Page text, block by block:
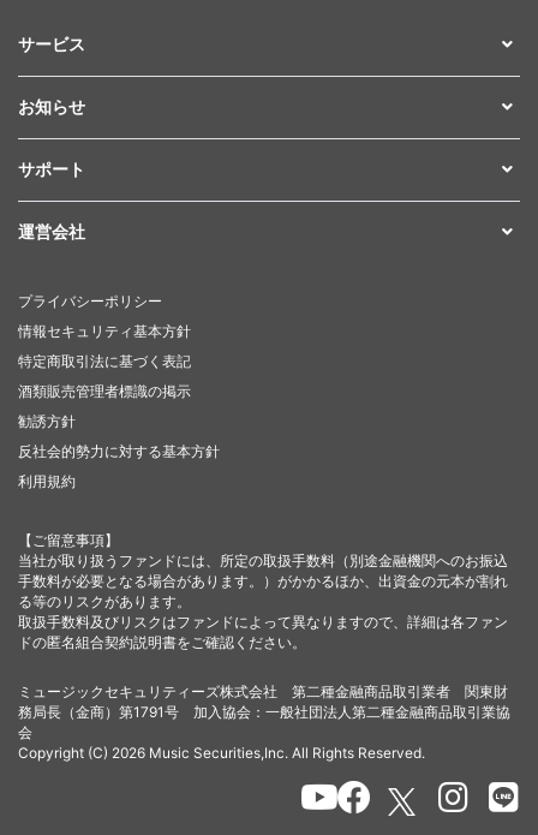
サービス
お知らせ
サポート
運営会社
プライバシーポリシー
情報セキュリティ基本方針
特定商取引法に基づく表記
酒類販売管理者標識の掲示
勧誘方針
反社会的勢力に対する基本方針
利用規約
【ご留意事項】
当社が取り扱うファンドには、所定の取扱手数料（別途金融機関へのお振込
手数料が必要となる場合があります。）がかかるほか、出資金の元本が割れ
る等のリスクがあります。
取扱手数料及びリスクはファンドによって異なりますので、詳細は各ファン
ドの匿名組合契約説明書をご確認ください。
ミュージックセキュリティーズ株式会社 第二種金融商品取引業者 関東財
務局長（金商）第1791号 加入協会：一般社団法人第二種金融商品取引業協
会
Copyright (C) 2026 Music Securities,Inc. All Rights Reserved.